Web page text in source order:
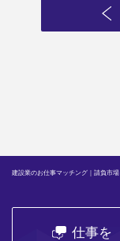
建設業のお仕事マッチング｜請負市場
仕事を